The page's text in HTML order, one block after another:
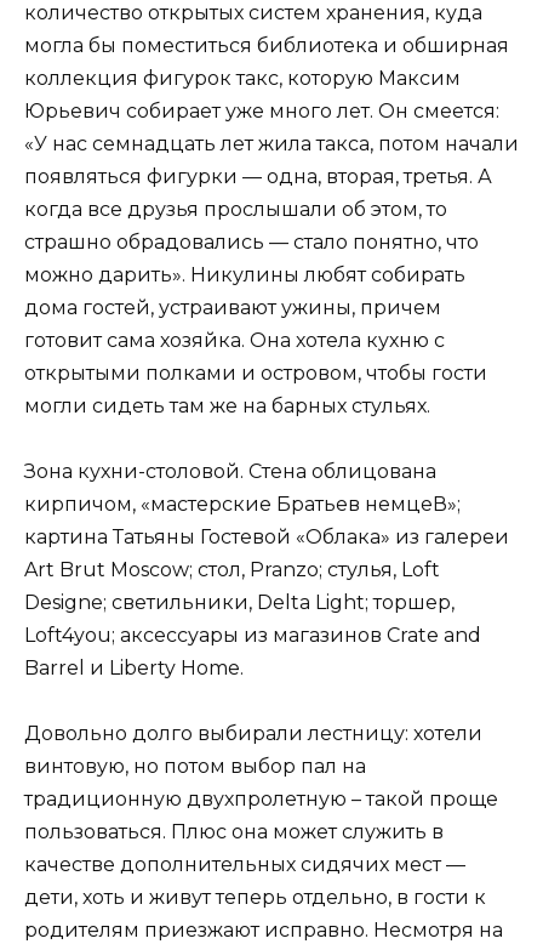
количество открытых систем хранения, куда
могла бы поместиться библио­тека и обширная
коллекция фигурок такс, которую Максим
Юрьевич собирает уже много лет. Он смеется:
«У нас семнадцать лет жила такса, потом начали
появляться фигурки — одна, вторая, третья. А
когда все друзья прослышали об этом, то
страшно обрадовались — стало понятно, что
можно дарить». Никулины любят собирать
дома гостей, устраивают ужины, причем
готовит сама хозяйка. Она хотела кухню с
открытыми полками и островом, чтобы гости
могли сидеть там же на барных стульях.
Зона кухни-столовой. Стена облицована
кирпичом, «мастерские Братьев немцеВ»;
картина Татьяны Гостевой «Облака» из галереи
Art Brut Moscow; стол, Pranzo; стулья, Loft
Designe; светильники, Delta Light; торшер,
Loft4you; аксессуары из магазинов Crate and
Barrel и Liberty Home.
Довольно долго выбирали лестницу: хотели
винтовую, но потом выбор пал на
традиционную двухпролетную – такой проще
пользоваться. Плюс она может служить в
качестве дополнительных сидячих мест —
дети, хоть и живут теперь отдельно, в гости к
родителям приезжают исправно. Несмотря на